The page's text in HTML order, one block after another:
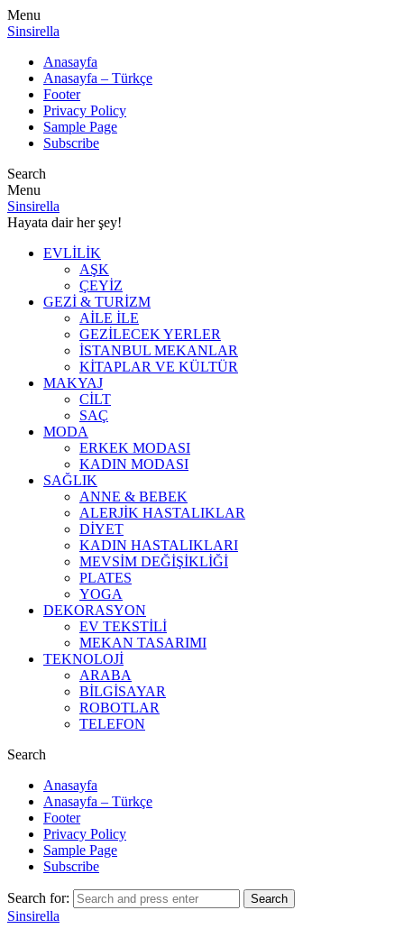
Menu
Sinsirella
Anasayfa
Anasayfa – Türkçe
Footer
Privacy Policy
Sample Page
Subscribe
Search
Menu
Sinsirella
Hayata dair her şey!
EVLİLİK
AŞK
ÇEYİZ
GEZİ & TURİZM
AİLE İLE
GEZİLECEK YERLER
İSTANBUL MEKANLAR
KİTAPLAR VE KÜLTÜR
MAKYAJ
CİLT
SAÇ
MODA
ERKEK MODASI
KADIN MODASI
SAĞLIK
ANNE & BEBEK
ALERJİK HASTALIKLAR
DİYET
KADIN HASTALIKLARI
MEVSİM DEĞİŞİKLİĞİ
PLATES
YOGA
DEKORASYON
EV TEKSTİLİ
MEKAN TASARIMI
TEKNOLOJİ
ARABA
BİLGİSAYAR
ROBOTLAR
TELEFON
Search
Anasayfa
Anasayfa – Türkçe
Footer
Privacy Policy
Sample Page
Subscribe
Search for: Search
Sinsirella